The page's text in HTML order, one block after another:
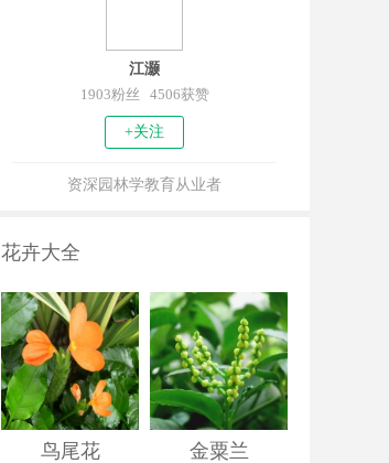
江灏
1903粉丝 4506获赞
+关注
资深园林学教育从业者
花卉大全
鸟尾花 金粟兰